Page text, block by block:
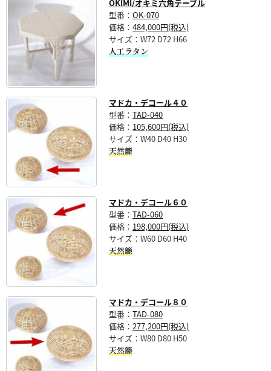
OKIMI/オキミ六角テーブル
型番： OK-070
価格： 484,000円(税込)
サイズ：W72 D72 H66
人工ラタン
マドカ・デコール４０
型番： TAD-040
価格： 105,600円(税込)
サイズ：W40 D40 H30
天然籐
マドカ・デコール６０
型番： TAD-060
価格： 198,000円(税込)
サイズ：W60 D60 H40
天然籐
マドカ・デコール８０
型番： TAD-080
価格： 277,200円(税込)
サイズ：W80 D80 H50
天然籐